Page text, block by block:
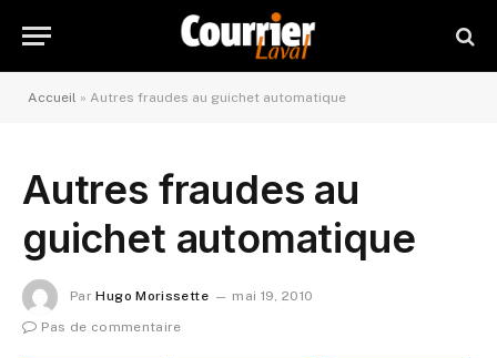
Accueil » Autres fraudes au guichet automatique
Autres fraudes au
guichet automatique
Par Hugo Morissette
mai 19, 2010
Pas de commentaire